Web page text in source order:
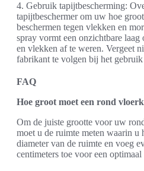
4. Gebruik tapijtbescherming:
tapijtbeschermer om uw hoe
beschermen tegen vlekken en
spray vormt een onzichtbare
en vlekken af te weren. Vergeet
fabrikant te volgen bij het
FAQ
Hoe groot moet een rond
Om de juiste grootte voor uw
moet u de ruimte meten waarin u
diameter van de ruimte en voeg
centimeters toe voor een